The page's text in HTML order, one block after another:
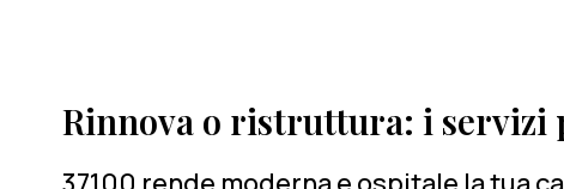
Rinnova o ristruttura: i servizi